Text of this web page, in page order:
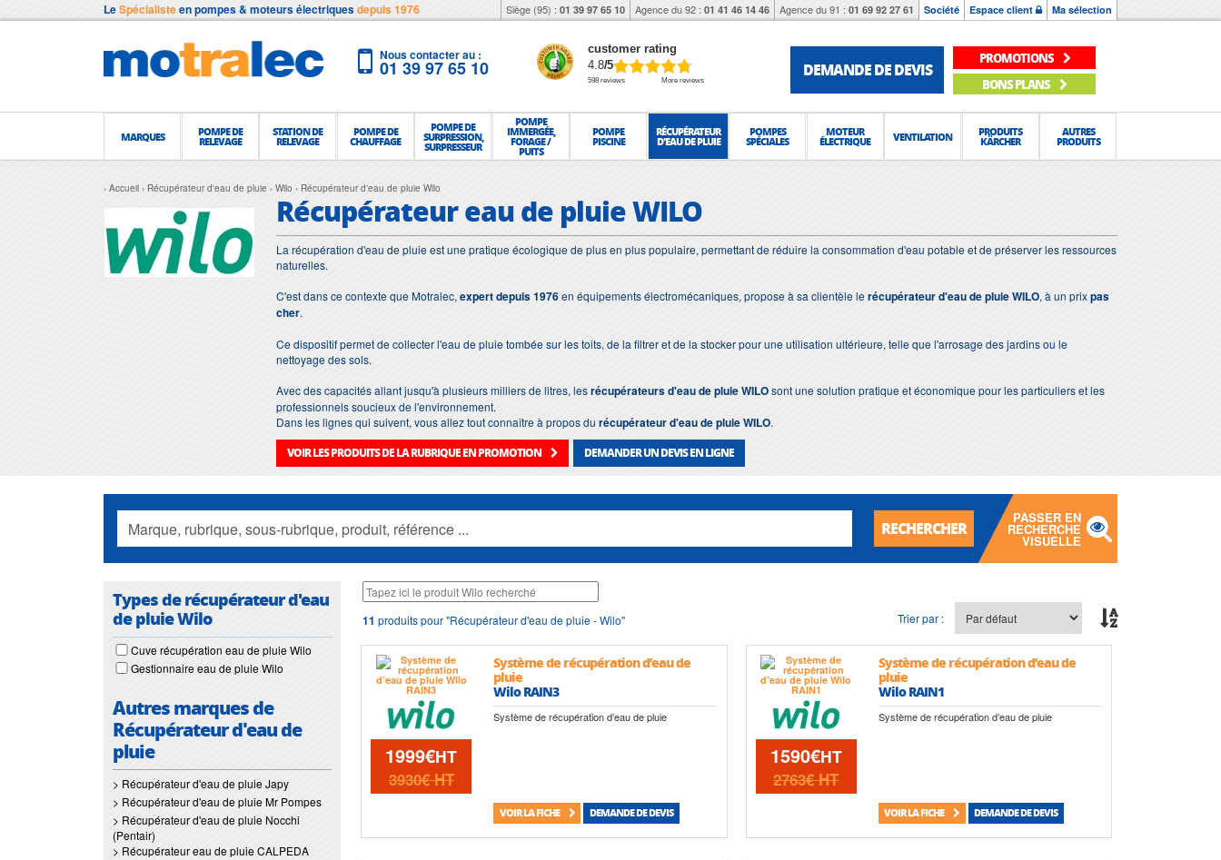
LeSpécialisteen pompes & moteurs électriquesdepuis 1976 Siège (95) : 01 39 97 65 10 Agence du 92 : 01 41 46 14 46 Agence du 91 : 01 69 92 27 61 Société Espace client Ma sélection
Nous contacter au :
01 39 97 65 10
customer rating
4.8/5
598 reviews More reviews
DEMANDE DE DEVIS
PROMOTIONS
BONS PLANS
MARQUES POMPE DE
RELEVAGE
STATION DE
RELEVAGE
POMPE DE
CHAUFFAGE
POMPE DE
SURPRESSION,
SURPRESSEUR
POMPE
IMMERGÉE,
FORAGE /
PUITS
POMPE
PISCINE
RÉCUPÉRATEUR
D'EAU DE PLUIE
POMPES
SPÉCIALES
MOTEUR
ÉLECTRIQUE VENTILATION PRODUITS
KÄRCHER
AUTRES
PRODUITS
Accueil Récupérateur d'eau de pluie Wilo Récupérateur d'eau de pluie Wilo
Récupérateur eau de pluie WILO
La récupération d'eau de pluie est une pratique écologique de plus en plus populaire, permettant de réduire la consommation d'eau potable et de préserver les ressources
naturelles.
C'est dans ce contexte que Motralec, expert depuis 1976en équipements électromécaniques, propose à sa clientèle lerécupérateur d'eau de pluie WILO, à un prixpas
cher.
Ce dispositif permet de collecter l'eau de pluie tombée sur les toits, de la filtrer et de la stocker pour une utilisation ultérieure, telle que l'arrosage des jardins ou le
nettoyage des sols.
Avec des capacités allant jusqu'à plusieurs milliers de litres, lesrécupérateurs d'eau de pluie WILOsont une solution pratique et économique pour les particuliers et les
professionnels soucieux de l'environnement.
Dans les lignes qui suivent, vous allez tout connaître à propos du récupérateur d'eau de pluie WILO.
VOIR LES PRODUITS DE LA RUBRIQUE EN PROMOTION
DEMANDER UN DEVIS EN LIGNE
RECHERCHER
PASSER EN
RECHERCHE
VISUELLE
Types de récupérateur d'eau
de pluie Wilo
Cuve récupération eau de pluie Wilo
Gestionnaire eau de pluie Wilo
Autres marques de
Récupérateur d'eau de
pluie
> Récupérateur d'eau de pluie Japy
> Récupérateur d'eau de pluie Mr Pompes
> Récupérateur d'eau de pluie Nocchi
(Pentair)
> Récupérateur eau de pluie CALPEDA
11 produits pour "Récupérateur d'eau de pluie - Wilo" Trier par :
1999€HT
3930€HT
Système de récupération d’eau de
pluie
Wilo RAIN3
Système de récupération d’eau de pluie
VOIR LA FICHE DEMANDE DE DEVIS
1590€HT
2763€HT
Système de récupération d’eau de
pluie
Wilo RAIN1
Système de récupération d’eau de pluie
VOIR LA FICHE DEMANDE DE DEVIS